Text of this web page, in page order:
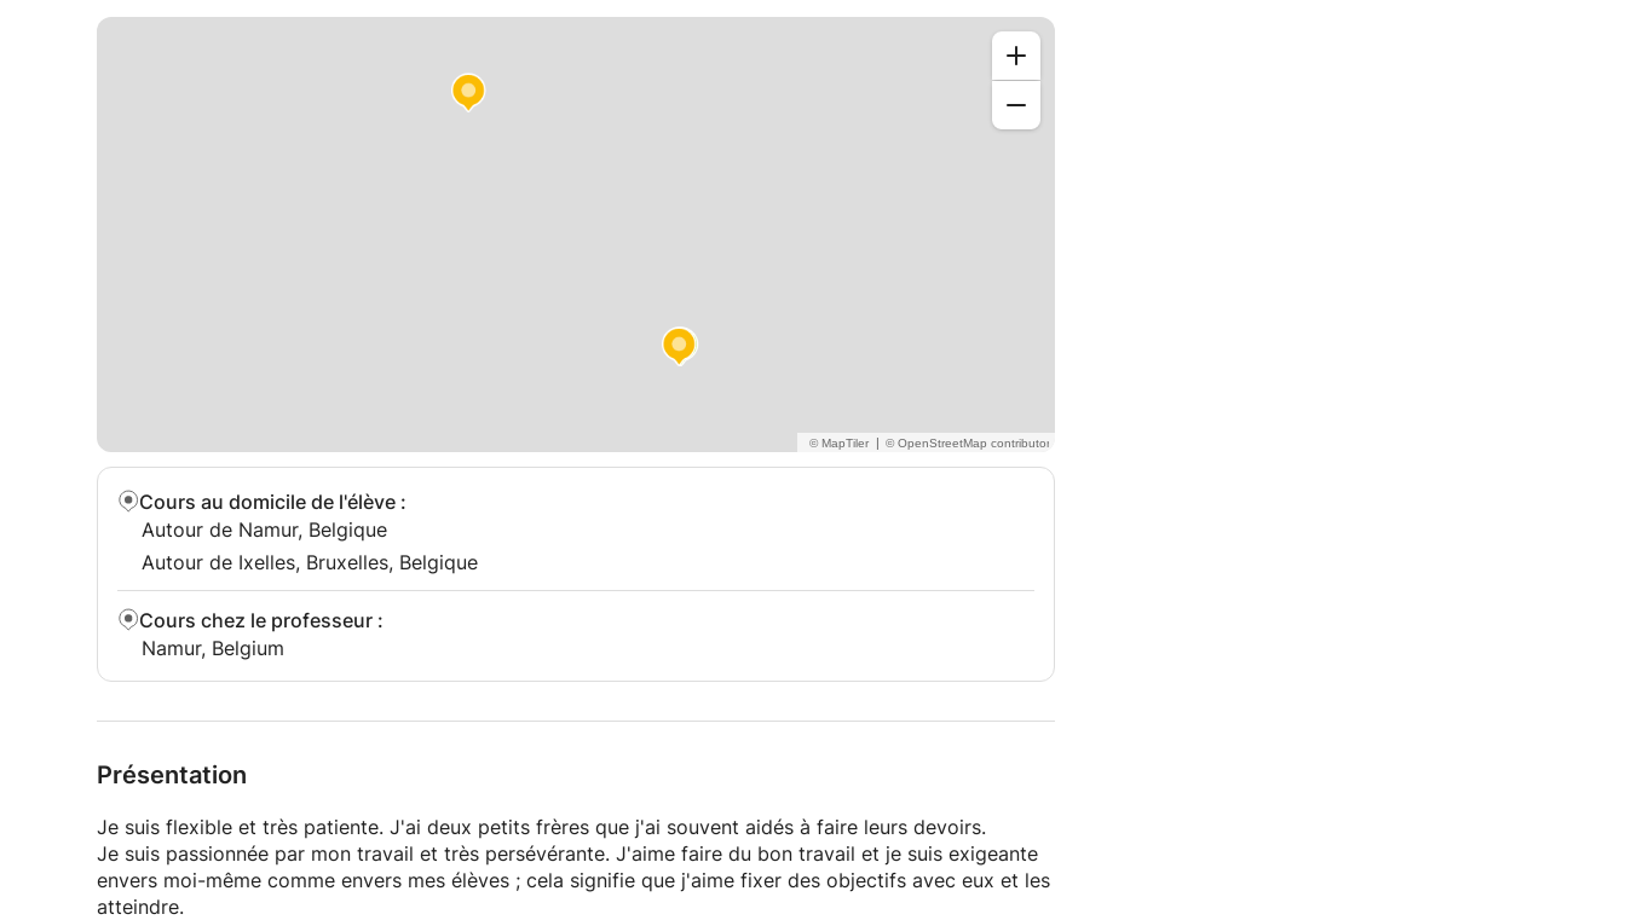
Mon approche est focalisé sur la communication orale, alors si vous en avez marre d'avoir les mots
quelque part dans votre tête mais de ne pas savoir quand ni comment les sortir, je suis là pour vous
Idéalement, vous connaissez les règles de base de la grammaire anglaise mais vous avez du mal a
|
Cours au domicile de l'élève :
Autour de Namur, Belgique
Autour de Ixelles, Bruxelles, Belgique
Cours chez le professeur :
Namur, Belgium
Présentation
Je suis flexible et très patiente. J'ai deux petits frères que j'ai souvent aidés à faire leurs devoirs.
Je suis passionnée par mon travail et très persévérante. J'aime faire du bon travail et je suis exigeante
envers moi-même comme envers mes élèves ; cela signifie que j'aime fixer des objectifs avec eux et les
atteindre.